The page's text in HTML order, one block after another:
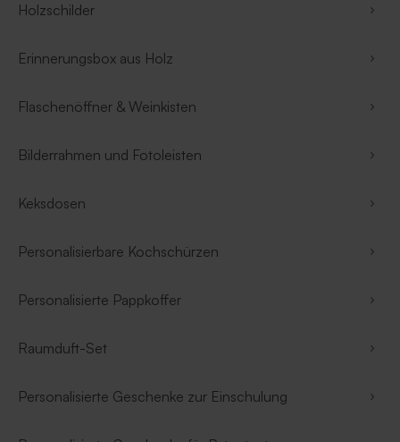
Holzschilder
Erinnerungsbox aus Holz
Flaschenöffner & Weinkisten
Bilderrahmen und Fotoleisten
Keksdosen
Personalisierbare Kochschürzen
Personalisierte Pappkoffer
Raumduft-Set
Personalisierte Geschenke zur Einschulung